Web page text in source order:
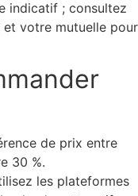
indicatif ; consultez
votre mutuelle pour
de prix entre
30 %.
les plateformes